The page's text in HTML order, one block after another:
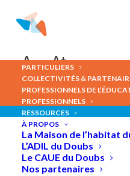
PARTICULIERS
COLLECTIVITÉS &
PROFESSIONNELS DE
PROFESSIONNELS
RESSOURCES
À PROPOS
La Maison de l’habitat
L’ADIL du Doubs
Le CAUE du Doubs
Nos partenaires
A- A+
Prêt